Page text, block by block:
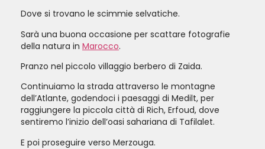
Dove si trovano le scimmie selvatiche.
Sarà una buona occasione per scattare fotografie
della natura in Marocco.
Pranzo nel piccolo villaggio berbero di Zaida.
Continuiamo la strada attraverso le montagne
dell’Atlante, godendoci i paesaggi di Medilt, per
raggiungere la piccola città di Rich, Erfoud, dove
sentiremo l’inizio dell’oasi sahariana di Tafilalet.
E poi proseguire verso Merzouga.